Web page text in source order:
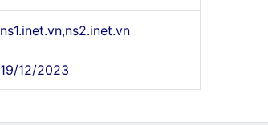
ns1.inet.vn,ns2.inet.vn
19/12/2023